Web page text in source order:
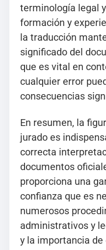
terminología legal
formación y
la traducción
significado del
que es vital en
cualquier error
consecuencias
En resumen, la
jurado es
correcta
documentos
proporciona una
confianza que es
numerosos
administrativos y
y la importancia